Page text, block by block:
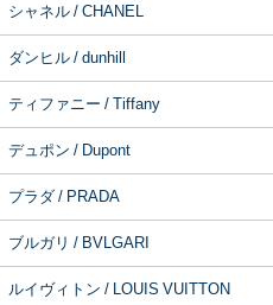
シャネル / CHANEL
ダンヒル / dunhill
ティファニー / Tiffany
デュポン / Dupont
プラダ / PRADA
ブルガリ / BVLGARI
ルイヴィトン / LOUIS VUITTON